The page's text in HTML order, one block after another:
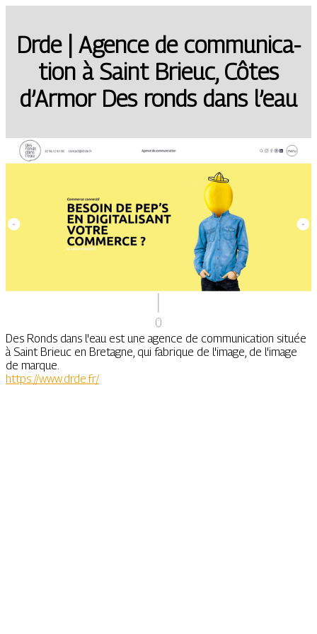
Drde | Agence de com­munica­
tion à Saint Brieuc, Côtes
d’Armor Des ronds dans l’eau
Des Ronds dans l'eau est une agence de communication située
à Saint Brieuc en Bretagne, qui fabrique de l'image, de l'image
de marque.
https://www.drde.fr/